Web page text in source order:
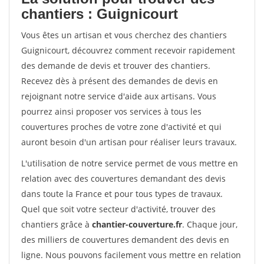
chantiers : Guignicourt
Vous êtes un artisan et vous cherchez des chantiers
Guignicourt, découvrez comment recevoir rapidement
des demande de devis et trouver des chantiers.
Recevez dès à présent des demandes de devis en
rejoignant notre service d'aide aux artisans. Vous
pourrez ainsi proposer vos services à tous les
couvertures proches de votre zone d'activité et qui
auront besoin d'un artisan pour réaliser leurs travaux.
L'utilisation de notre service permet de vous mettre en
relation avec des couvertures demandant des devis
dans toute la France et pour tous types de travaux.
Quel que soit votre secteur d'activité, trouver des
chantiers grâce à chantier-couverture.fr. Chaque jour,
des milliers de couvertures demandent des devis en
ligne. Nous pouvons facilement vous mettre en relation